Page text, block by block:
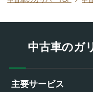
中古車のガ
主要サービス